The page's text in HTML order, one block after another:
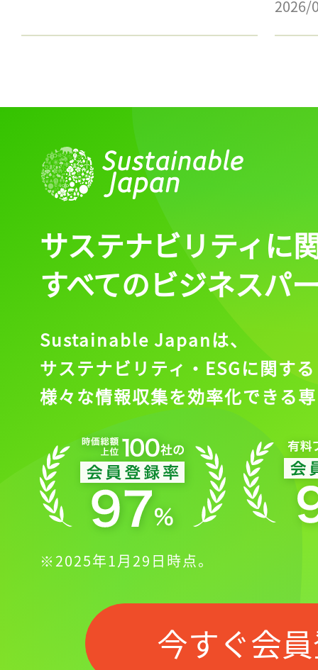
2026/
サステナビリティに
すべてのビジネスパ
Sustainable Japanは、
サステナビリティ・ESGに関する
様々な情報収集を効率化できる
※2025年1月29日時点。
今すぐ会